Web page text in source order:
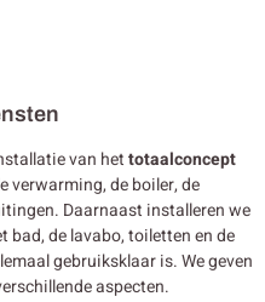
van hettotaalconcept
verwarming, de boiler, de
Daarnaast installeren we
bad, de lavabo, toiletten en de
gebruiksklaar is. We geven
aspecten.